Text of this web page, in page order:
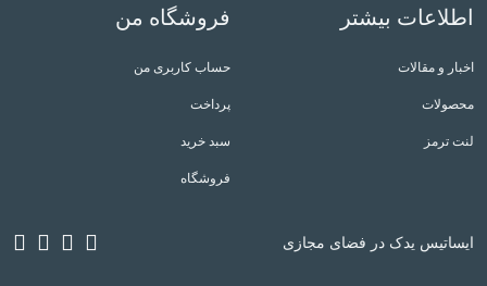
اطلاعات بیشتر
اخبار و مقالات
محصولات
لنت ترمز
فروشگاه من
حساب کاربری من
پرداخت
سبد خرید
فروشگاه
ایساتیس یدک در فضای مجازی